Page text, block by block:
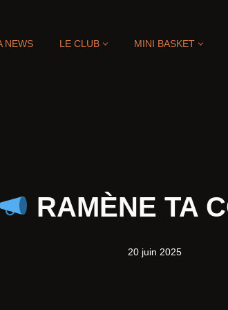
NEWS LE CLUB MINI BASKET
RAMÈNE TA
20 juin 2025